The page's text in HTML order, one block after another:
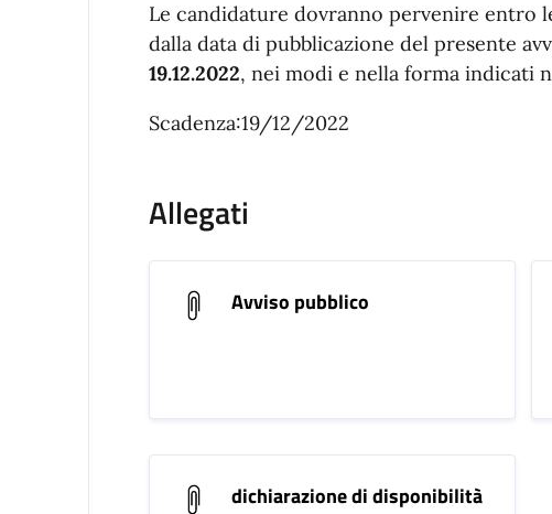
Le candidature dovranno pervenire entro
dalla data di pubblicazione del presente
19.12.2022, nei modi e nella forma indicati
Scadenza:19/12/2022
Allegati
Avviso pubblico
dichiarazione di disponibilità